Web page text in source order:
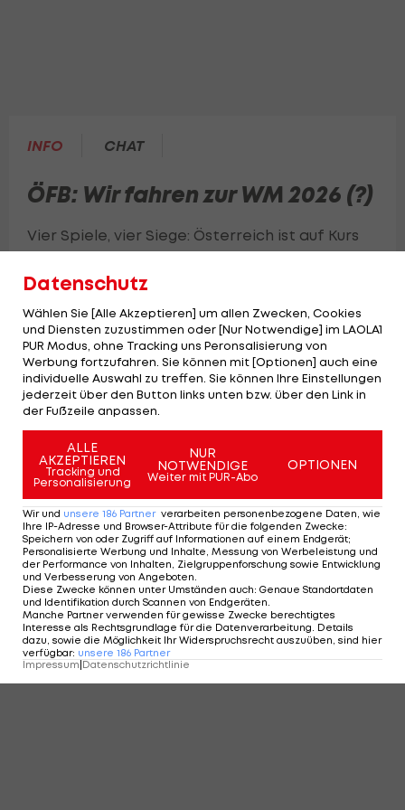
INFO CHAT
ÖFB: Wir fahren zur WM 2026 (?)
Vier Spiele, vier Siege: Österreich ist auf Kurs
wirklich schon vom großen Sommermärchen
träumen?
Datenschutz
Wählen Sie [Alle Akzeptieren] um allen Zwecken, Cookies
und Diensten zuzustimmen oder [Nur Notwendige] im LAOLA1
PUR Modus, ohne Tracking uns Peronsalisierung von
Werbung fortzufahren. Sie können mit [Optionen] auch eine
individuelle Auswahl zu treffen. Sie können Ihre Einstellungen
jederzeit über den Button links unten bzw. über den Link in
der Fußzeile anpassen.
ALLE
AKZEPTIEREN
Tracking und
Personalisierung
NUR
NOTWENDIGE
Weiter mit PUR-Abo
OPTIONEN
Wir und unsere 186 Partner verarbeiten personenbezogene Daten, wie
Ihre IP-Adresse und Browser-Attribute für die folgenden Zwecke:
Speichern von oder Zugriff auf Informationen auf einem Endgerät;
Personalisierte Werbung und Inhalte, Messung von Werbeleistung und
der Performance von Inhalten, Zielgruppenforschung sowie Entwicklung
und Verbesserung von Angeboten.
Diese Zwecke können unter Umständen auch: Genaue Standortdaten
und Identifikation durch Scannen von Endgeräten.
Manche Partner verwenden für gewisse Zwecke berechtigtes
Interesse als Rechtsgrundlage für die Datenverarbeitung. Details
dazu, sowie die Möglichkeit Ihr Widerspruchsrecht auszuüben, sind hier
verfügbar: unsere 186 Partner
Impressum Datenschutzrichtlinie